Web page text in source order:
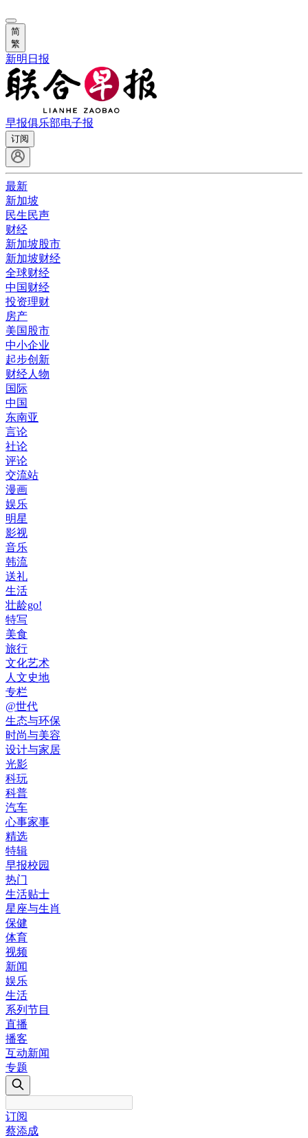
简
繁
新明日报
早报俱乐部电子报
订阅
最新
新加坡
民生民声
财经
新加坡股市
新加坡财经
全球财经
中国财经
投资理财
房产
美国股市
中小企业
起步创新
财经人物
国际
中国
东南亚
言论
社论
评论
交流站
漫画
娱乐
明星
影视
音乐
韩流
送礼
生活
壮龄go!
特写
美食
旅行
文化艺术
人文史地
专栏
@世代
生态与环保
时尚与美容
设计与家居
光影
科玩
科普
汽车
心事家事
精选
特辑
早报校园
热门
生活贴士
星座与生肖
保健
体育
视频
新闻
娱乐
生活
系列节目
直播
播客
互动新闻
专题
订阅
蔡添成